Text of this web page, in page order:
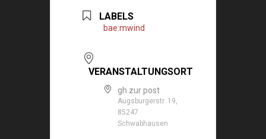
LABELS
bae:mwind
VERANSTALTUNGSORT
gh zur post
Augsburgerstr. 19,
85247
Schwabhausen